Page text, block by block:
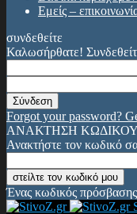
Εμείς –
συνδεθείτε
Καλωσήρθατε!
Forgot your password?
ΑΝΑΚΤΗΣΗ ΚΩΔΙΚΟΥ
Ανακτήστε τον κωδικό
Ένας κωδικός